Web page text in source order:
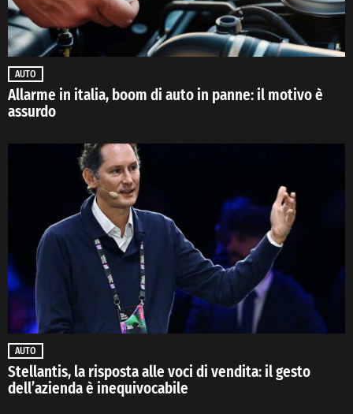
AUTO
Allarme in italia, boom di auto in panne: il motivo è
assurdo
AUTO
Stellantis, la risposta alle voci di vendita: il gesto
dell’azienda è inequivocabile